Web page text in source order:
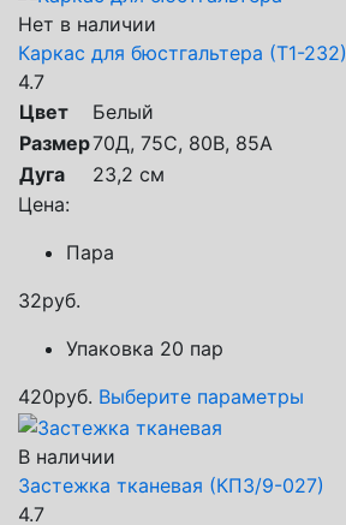
Нет в наличии
Каркас для бюстгальтера (Т1-232)
4.7
Цвет
Белый
Размер70Д, 75С, 80В, 85А
Дуга
23,2 см
Цена:
Пара
32руб.
Упаковка 20 пар
420руб. Выберите параметры
В наличии
Застежка тканевая (КП3/9-027)
4.7